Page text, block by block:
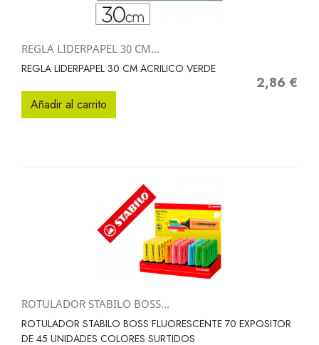
REGLA LIDERPAPEL 30 CM...
REGLA LIDERPAPEL 30 CM ACRILICO VERDE
Precio
2,86 €
Añadir al carrito
ROTULADOR STABILO BOSS...
ROTULADOR STABILO BOSS FLUORESCENTE 70 EXPOSITOR
DE 45 UNIDADES COLORES SURTIDOS